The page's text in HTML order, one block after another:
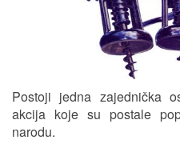
Postoji jedna zajednička
akcija koje su postale
narodu.